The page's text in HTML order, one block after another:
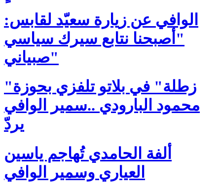
الوافي عن زيارة سعيّد لقابس:
"أصبحنا نتابع سيرك سياسي
صبياني"
"زطلة" في بلاتو تلفزي بحوزة
محمود البارودي ..سمير الوافي
يردّ
ألفة الحامدي تُهاجم ياسين
العياري وسمير الوافي